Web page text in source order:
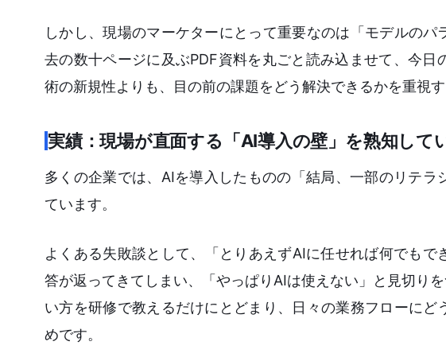
しかし、現場のマーケターにとって重要なのは「モデルの
去の数十ページに及ぶPDF資料を丸ごと読み込ませて、今
術の新規性よりも、目の前の課題をどう解決できるかを重視
実績：現場が直面する「AI導入の壁」を熟知して
多くの企業では、AIを導入したものの「結局、一部のリテ
ています。
よくある失敗談として、「とりあえずAIに任せれば何でも
答が返ってきてしまい、「やっぱりAIは使えない」と見切り
い方を研修で教えるだけにとどまり、日々の業務フローに
めです。